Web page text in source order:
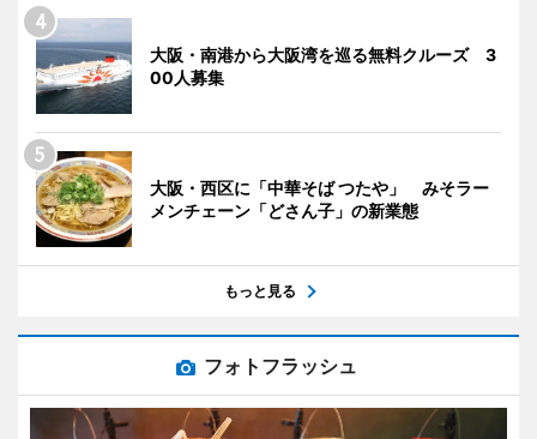
大阪・南港から大阪湾を巡る無料クルーズ 3
00人募集
大阪・西区に「中華そば つたや」 みそラー
メンチェーン「どさん子」の新業態
もっと見る
フォトフラッシュ